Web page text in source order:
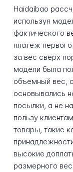
Haidaibao
используя
фактического
платеж
за вес сверх
модели была
объемный вес,
основывались
посылки, а не
пользу
товары, такие
высокие
размерного